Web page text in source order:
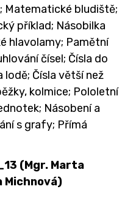
bludiště;
příklad; Násobilka
hlavolamy; Pamětní
čísel; Čísla do
lodě; Čísla větší než
kolmice; Pololetní
Násobení a
s grafy; Přímá
(Mgr. Marta
Michnová)